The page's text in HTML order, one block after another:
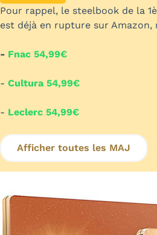
Pour rappel, le steelbook de la
est déjà en rupture sur Amazon,
- Fnac 54,99€
- Cultura 54,99€
- Leclerc 54,99€
Afficher toutes les MAJ